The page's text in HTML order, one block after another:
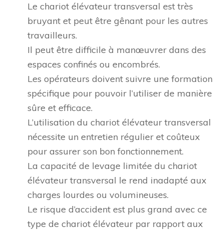
Le chariot élévateur transversal est très
bruyant et peut être gênant pour les autres
travailleurs.
Il peut être difficile à manœuvrer dans des
espaces confinés ou encombrés.
Les opérateurs doivent suivre une formation
spécifique pour pouvoir l’utiliser de manière
sûre et efficace.
L’utilisation du chariot élévateur transversal
nécessite un entretien régulier et coûteux
pour assurer son bon fonctionnement.
La capacité de levage limitée du chariot
élévateur transversal le rend inadapté aux
charges lourdes ou volumineuses.
Le risque d’accident est plus grand avec ce
type de chariot élévateur par rapport aux